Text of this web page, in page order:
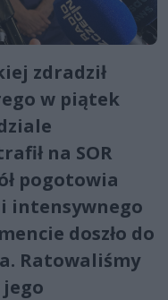
zdradził
w piątek
na SOR
pogotowia
intensywnego
doszło do
Ratowaliśmy